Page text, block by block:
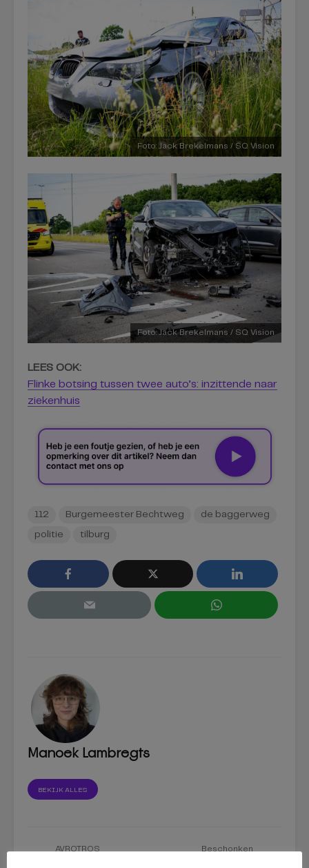
Foto: Jack Brekelmans / SQ Vision
Foto: Jack Brekelmans / SQ Vision
LEES OOK:
Flinke botsing tussen twee auto’s: inzittende naar
ziekenhuis
112 Burgemeester Bechtweg de baggerweg
politie tilburg
Manoek Lambregts
BEKIJK ALLES
AVROTROS
Beschonken